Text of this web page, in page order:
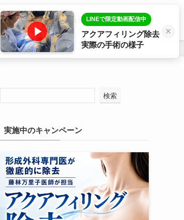
医師プロフィール LINE相談 症例写真
検索
実施中のキャンペーン
×
LINEで限定動画配信中
アクアフィリング除去
実際の手術の様子